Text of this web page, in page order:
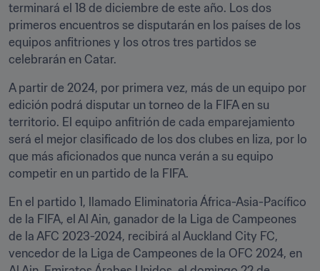
terminará el 18 de diciembre de este año. Los dos
primeros encuentros se disputarán en los países de los
equipos anfitriones y los otros tres partidos se
celebrarán en Catar.
A partir de 2024, por primera vez, más de un equipo por
edición podrá disputar un torneo de la FIFA en su
territorio. El equipo anfitrión de cada emparejamiento
será el mejor clasificado de los dos clubes en liza, por lo
que más aficionados que nunca verán a su equipo
competir en un partido de la FIFA.
En el partido 1, llamado Eliminatoria África-Asia-Pacífico
de la FIFA, el Al Ain, ganador de la Liga de Campeones
de la AFC 2023-2024, recibirá al Auckland City FC,
vencedor de la Liga de Campeones de la OFC 2024, en